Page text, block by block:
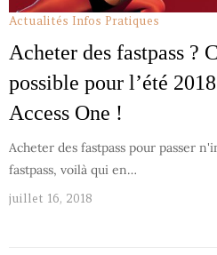
Actualités Infos Pratiques
Acheter des fastpass ?
possible pour l’été
Access One !
Acheter des fastpass pour passer
fastpass, voilà qui en…
juillet 16, 2018